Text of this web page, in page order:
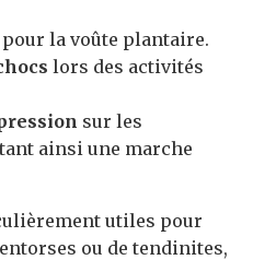
pour la voûte plantaire.
lors des activités
sur les
ainsi une marche
utiles pour
ou de tendinites,